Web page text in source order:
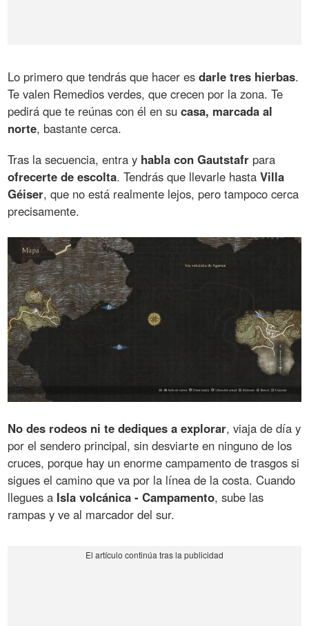
Lo primero que tendrás que hacer esdarle tres hierbas.
Te valen Remedios verdes, que crecen por la zona. Te
pedirá que te reúnas con él en sucasa, marcada al
norte, bastante cerca.
Tras la secuencia, entra y habla con Gautstafr para
ofrecerte de escolta. Tendrás que llevarle hastaVilla
Géiser, que no está realmente lejos, pero tampoco cerca
precisamente.
No des rodeos ni te dediques a explorar, viaja de día y
por el sendero principal, sin desviarte en ninguno de los
cruces, porque hay un enorme campamento de trasgos si
sigues el camino que va por la línea de la costa. Cuando
llegues a Isla volcánica - Campamento, sube las
rampas y ve al marcador del sur.